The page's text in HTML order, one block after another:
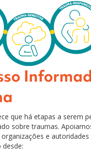
que há etapas a serem
sobre traumas.
e
desde: